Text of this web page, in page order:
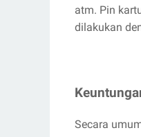
atm. Pin
dilakukan
Secara